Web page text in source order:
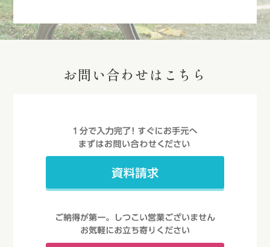
お問い合わせはこちら